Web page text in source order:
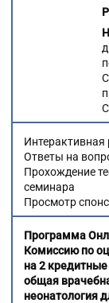
Интерактивная
Ответы на
Прохождение
семинара
Просмотр
Программа
Комиссию по
на 2
общая
неонатология